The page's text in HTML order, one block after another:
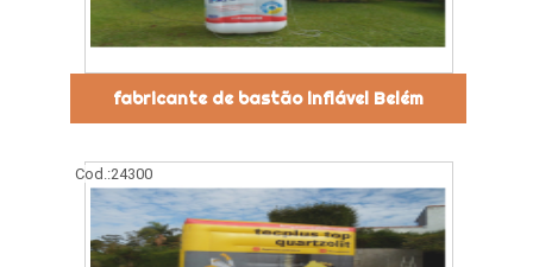
fabricante de bastão inflável Belém
Cod.:24300